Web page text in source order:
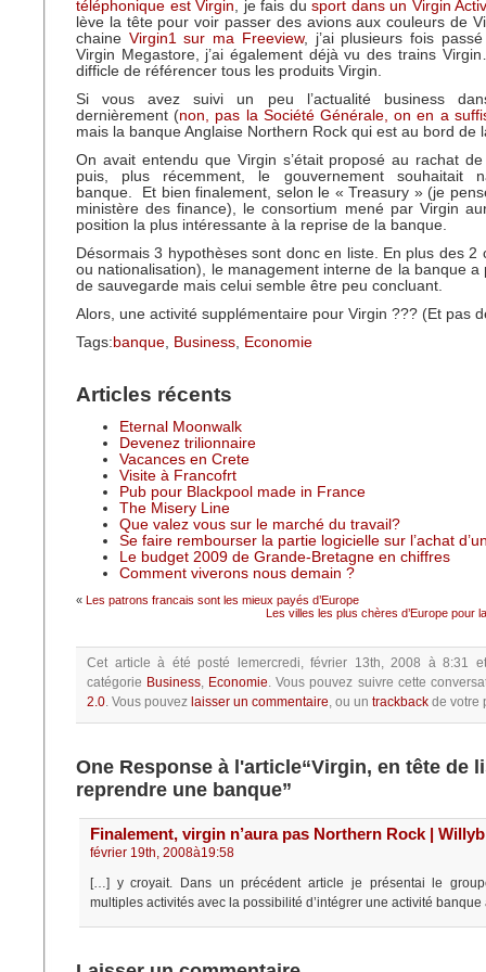
téléphonique est Virgin, je fais du sport dans un Virgin
lève la tête pour voir passer des avions aux couleurs de
chaine Virgin1 sur ma Freeview, j’ai plusieurs fois
Virgin Megastore, j’ai également déjà vu des trains
difficle de référencer tous les produits Virgin.
Si vous avez suivi un peu l’actualité business
dernièrement (non, pas la Société Générale, on en a
mais la banque Anglaise Northern Rock qui est au bord de
On avait entendu que Virgin s’était proposé au rachat
puis, plus récemment, le gouvernement souhaitait
banque. Et bien finalement, selon le « Treasury » (je
ministère des finance), le consortium mené par Virgin
position la plus intéressante à la reprise de la banque.
Désormais 3 hypothèses sont donc en liste. En plus des 2
ou nationalisation), le management interne de la banque a
de sauvegarde mais celui semble être peu concluant.
Alors, une activité supplémentaire pour Virgin ??? (Et pas
Tags: banque, Business, Economie
Articles récents
Eternal Moonwalk
Devenez trilionnaire
Vacances en Crete
Visite à Francofrt
Pub pour Blackpool made in France
The Misery Line
Que valez vous sur le marché du travail?
Se faire rembourser la partie logicielle sur l’achat
Le budget 2009 de Grande-Bretagne en chiffres
Comment viverons nous demain ?
« Les patrons francais sont les mieux payés d’Europe
Les villes les plus chères d’Europe pour
Cet article à été posté lemercredi, février 13th, 2008 à 8:31
catégorie Business, Economie.Vous pouvez suivre cette
2.0. Vous pouvez laisser un commentaire, ou un trackback de votre
One Response à l'article“Virgin, en tête de
reprendre une banque”
Finalement, virgin n’aura pas Northern Rock |
février 19th, 2008à19:58
[…] y croyait. Dans un précédent article je présentai le
multiples activités avec la possibilité d’intégrer une activité